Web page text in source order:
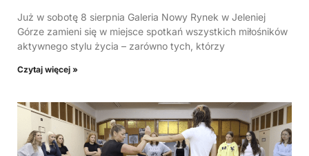
Już w sobotę 8 sierpnia Galeria Nowy Rynek w Jeleniej
Górze zamieni się w miejsce spotkań wszystkich miłośników
aktywnego stylu życia – zarówno tych, którzy
Czytaj więcej »